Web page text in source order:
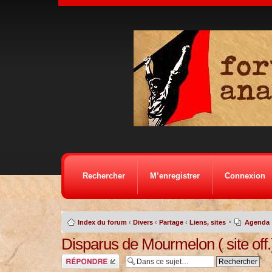
Rechercher M’enregistrer Connexion
Index du forum ‹ Divers ‹ Partage ‹ Liens, sites • Agenda
Disparus de Mourmelon ( site
Répondre